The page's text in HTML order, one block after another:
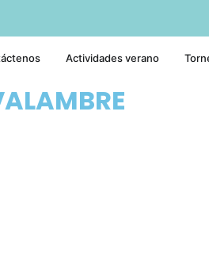
Actividades verano